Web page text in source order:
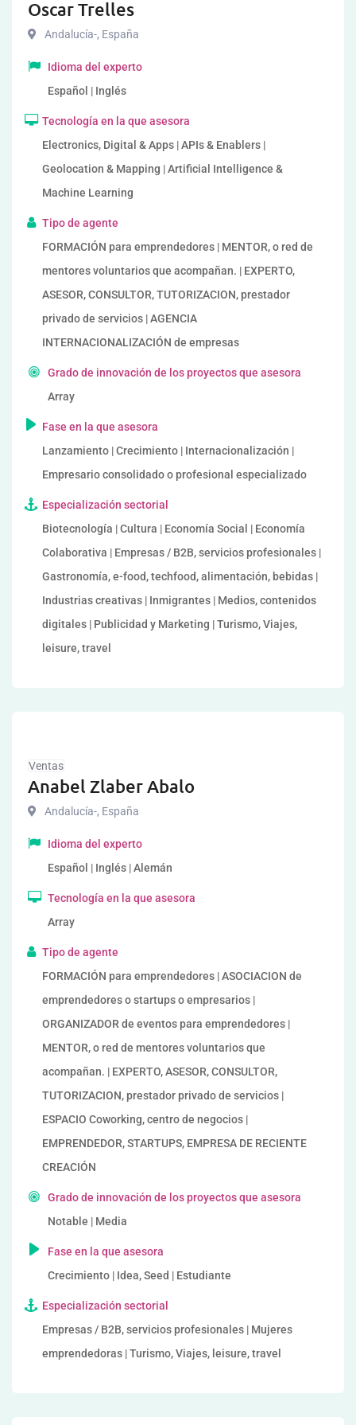
Oscar Trelles
Andalucía-, España
Idioma del experto
Español | Inglés
Tecnología en la que asesora
Electronics, Digital & Apps | APIs & Enablers |
Geolocation & Mapping | Artificial Intelligence &
Machine Learning
Tipo de agente
FORMACIÓN para emprendedores | MENTOR, o red de
mentores voluntarios que acompañan. | EXPERTO,
ASESOR, CONSULTOR, TUTORIZACION, prestador
privado de servicios | AGENCIA
INTERNACIONALIZACIÓN de empresas
Grado de innovación de los proyectos que asesora
Array
Fase en la que asesora
Lanzamiento | Crecimiento | Internacionalización |
Empresario consolidado o profesional especializado
Especialización sectorial
Biotecnología | Cultura | Economía Social | Economía
Colaborativa | Empresas / B2B, servicios profesionales |
Gastronomía, e-food, techfood, alimentación, bebidas |
Industrias creativas | Inmigrantes | Medios, contenidos
digitales | Publicidad y Marketing | Turismo, Viajes,
leisure, travel
Ventas
Anabel Zlaber Abalo
Andalucía-, España
Idioma del experto
Español | Inglés | Alemán
Tecnología en la que asesora
Array
Tipo de agente
FORMACIÓN para emprendedores | ASOCIACION de
emprendedores o startups o empresarios |
ORGANIZADOR de eventos para emprendedores |
MENTOR, o red de mentores voluntarios que
acompañan. | EXPERTO, ASESOR, CONSULTOR,
TUTORIZACION, prestador privado de servicios |
ESPACIO Coworking, centro de negocios |
EMPRENDEDOR, STARTUPS, EMPRESA DE RECIENTE
CREACIÓN
Grado de innovación de los proyectos que asesora
Notable | Media
Fase en la que asesora
Crecimiento | Idea, Seed | Estudiante
Especialización sectorial
Empresas / B2B, servicios profesionales | Mujeres
emprendedoras | Turismo, Viajes, leisure, travel